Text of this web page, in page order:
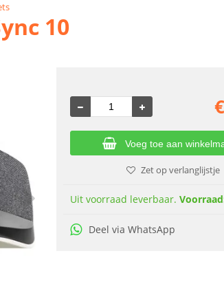
10
€
Voeg toe aan
Zet op verlanglijstje
Uit voorraad leverbaar.
Deel via WhatsApp